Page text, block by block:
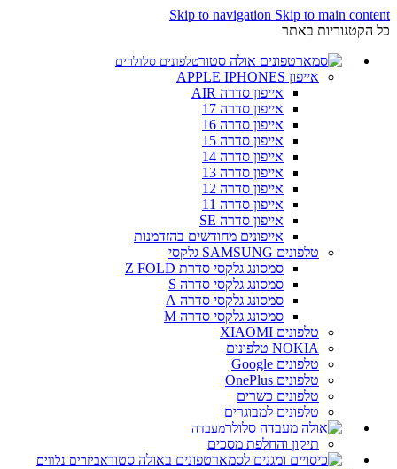
Skip to navigation Skip to main content
כל הקטגוריות באתר
טלפונים סלולרים
אייפון APPLE IPHONES
אייפון סדרה AIR
אייפון סדרה 17
אייפון סדרה 16
אייפון סדרה 15
אייפון סדרה 14
אייפון סדרה 13
אייפון סדרה 12
אייפון סדרה 11
אייפון סדרה SE
אייפונים מחודשים בהזדמנות
טלפונים SAMSUNG גלקסי
סמסונג גלקסי סדרת Z FOLD
סמסונג גלקסי סדרה S
סמסונג גלקסי סדרה A
סמסונג גלקסי סדרה M
טלפונים XIAOMI
NOKIA טלפונים
טלפונים Google
טלפונים OnePlus
טלפונים כשרים
טלפונים למבוגרים
מעבדה
תיקון והחלפת מסכים
אביזרים נלווים